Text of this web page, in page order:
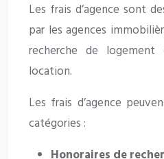
Les frais d’agence sont
par les agences
recherche de
location.
Les frais d’agence
catégories :